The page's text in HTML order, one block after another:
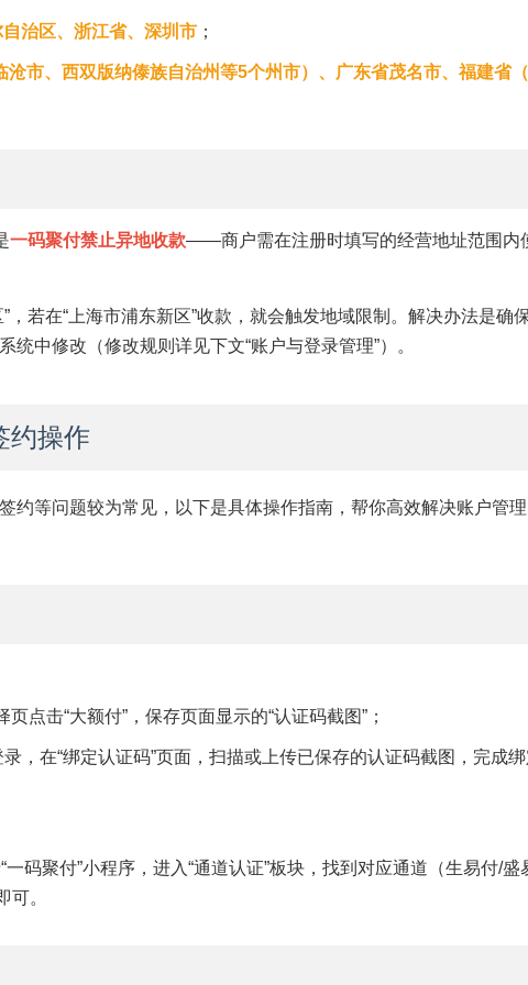
治区、浙江省、深圳市 ；
沧市、西双版纳傣族自治州等5个州市）、广东省茂名市、福建省
一码聚付禁止异地收款——商户需在注册时填写的经营地址范围内
若在“上海市浦东新区”收款，就会触发地域限制。解决办法是确
中修改（修改规则详见下文“账户与登录管理”）。
约操作
约等问题较为常见，以下是具体操作指南，帮你高效解决账户管理
页点击“大额付”，保存页面显示的“认证码截图”；
，在“绑定认证码”页面，扫描或上传已保存的认证码截图，完成
码聚付”小程序，进入“通道认证”板块，找到对应通道（生易付/盛
可。